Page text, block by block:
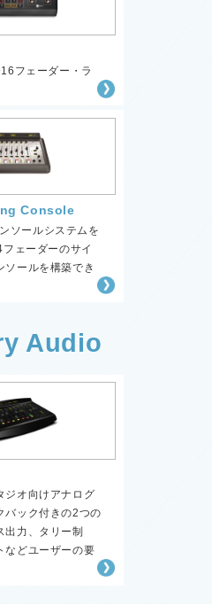
フェーダー・ラ
Console
ソールシステムを
ェーダーのサイ
ソールを構築でき
Audio
ジオ向けアナログ
バック付きの2つの
出力、タリー制
などユーザーの要